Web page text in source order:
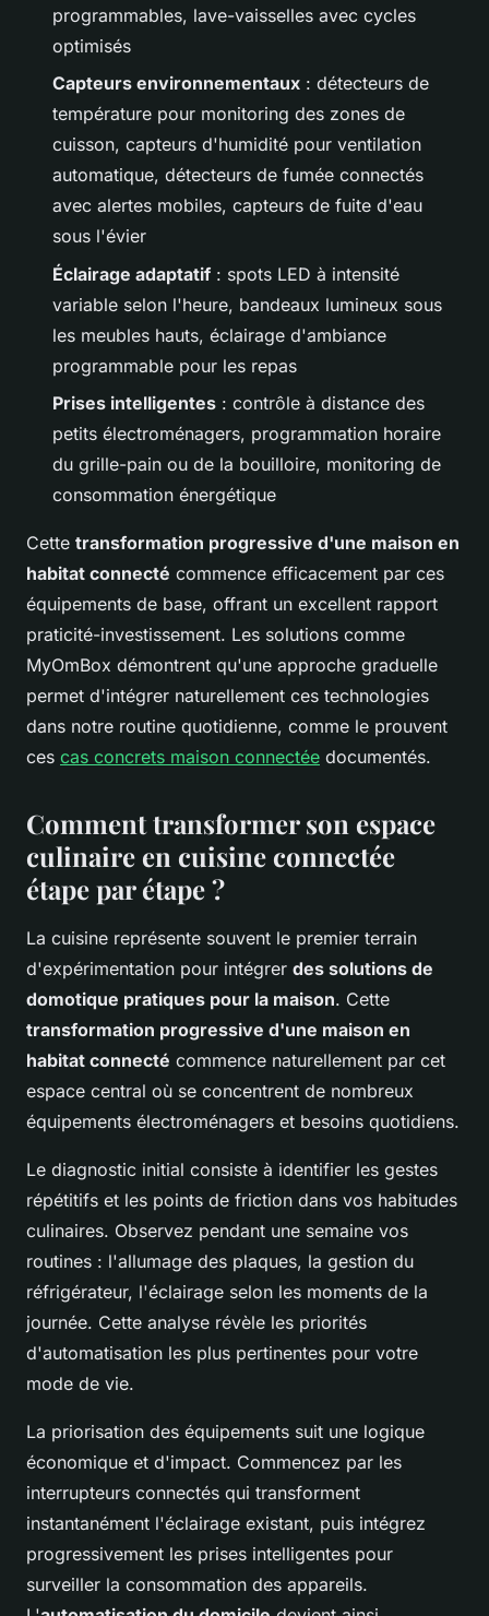
programmables, lave-vaisselles avec cycles
optimisés
Capteurs environnementaux : détecteurs de
température pour monitoring des zones de
cuisson, capteurs d'humidité pour ventilation
automatique, détecteurs de fumée connectés
avec alertes mobiles, capteurs de fuite d'eau
sous l'évier
Éclairage adaptatif : spots LED à intensité
variable selon l'heure, bandeaux lumineux sous
les meubles hauts, éclairage d'ambiance
programmable pour les repas
Prises intelligentes : contrôle à distance des
petits électroménagers, programmation horaire
du grille-pain ou de la bouilloire, monitoring de
consommation énergétique
Cette transformation progressive d'une maison en
habitat connecté commence efficacement par ces
équipements de base, offrant un excellent rapport
praticité-investissement. Les solutions comme
MyOmBox démontrent qu'une approche graduelle
permet d'intégrer naturellement ces technologies
dans notre routine quotidienne, comme le prouvent
ces cas concrets maison connectée documentés.
Comment transformer son espace
culinaire en cuisine connectée
étape par étape ?
La cuisine représente souvent le premier terrain
d'expérimentation pour intégrer des solutions de
domotique pratiques pour la maison. Cette
transformation progressive d'une maison en
habitat connecté commence naturellement par cet
espace central où se concentrent de nombreux
équipements électroménagers et besoins quotidiens.
Le diagnostic initial consiste à identifier les gestes
répétitifs et les points de friction dans vos habitudes
culinaires. Observez pendant une semaine vos
routines : l'allumage des plaques, la gestion du
réfrigérateur, l'éclairage selon les moments de la
journée. Cette analyse révèle les priorités
d'automatisation les plus pertinentes pour votre
mode de vie.
La priorisation des équipements suit une logique
économique et d'impact. Commencez par les
interrupteurs connectés qui transforment
instantanément l'éclairage existant, puis intégrez
progressivement les prises intelligentes pour
surveiller la consommation des appareils.